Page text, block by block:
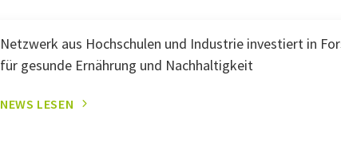
Netzwerk aus Hochschulen und Industrie investiert in
für gesunde Ernährung und Nachhaltigkeit
NEWS LESEN